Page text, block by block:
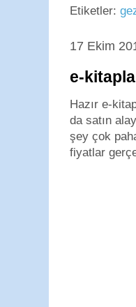
Etiketler:
17 Ekim
e-
Hazır e-
da satın
şey çok
fiyatlar